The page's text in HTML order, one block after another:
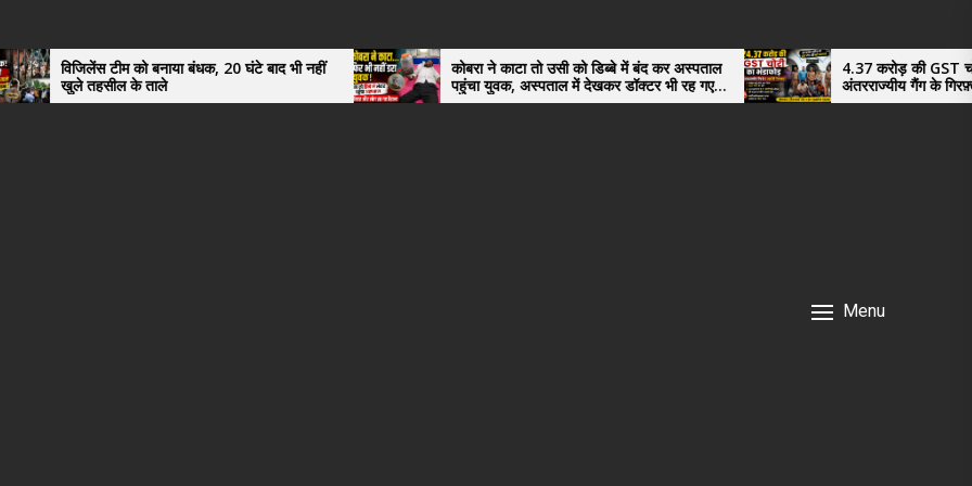
को बनाया बंधक, 20 घंटे बाद भी नहीं
के ताले
कोबरा ने काटा तो उसी को डिब्बे में बंद कर अस्पताल
पहुंचा युवक, अस्पताल में देखकर डॉक्टर भी रह गए
हैरान
4.37 करोड़ की GST चोरी का भंडाफोड़,
अंतरराज्यीय गैंग के गिरफ़्तार तीनो आरोपी
नगर के, साइबर ठगी छोड़ अपनाया नया तरी
Menu